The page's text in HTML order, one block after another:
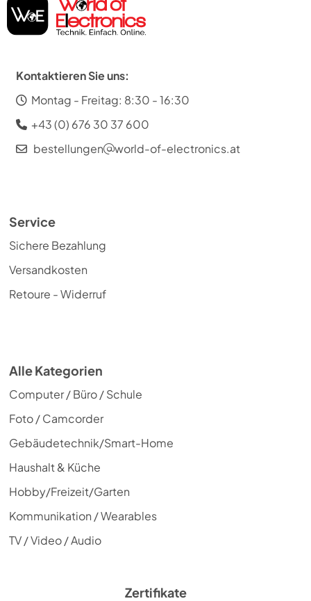
Kontaktieren Sie uns:
Montag - Freitag: 8:30 - 16:30
+43 (0) 676 30 37 600
bestellungen
world-of-electronics.at
Service
Sichere Bezahlung
Versandkosten
Retoure - Widerruf
Alle Kategorien
Computer / Büro / Schule
Foto / Camcorder
Gebäudetechnik/Smart-Home
Haushalt & Küche
Hobby/Freizeit/Garten
Kommunikation / Wearables
TV / Video / Audio
Zertifikate